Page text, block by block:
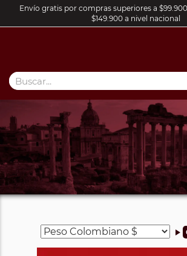
Envío gratis por compras superiores a
$149.900 a nivel nacional